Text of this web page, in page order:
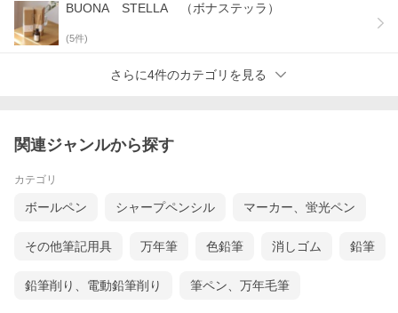
リモートワークに在宅勤務、サテライトオフィスなど働く場所が
変わるフリーアドレス勤務の方にもピッタリ、これさえあればの
相棒です。
BUONA STELLA （ボナステッラ）
(5件)
さらに4件のカテゴリを見る
関連ジャンルから探す
カテゴリ
ボールペン シャープペンシル マーカー、蛍光ペン
その他筆記用具 万年筆 色鉛筆 消しゴム 鉛筆
鉛筆削り、電動鉛筆削り 筆ペン、万年毛筆